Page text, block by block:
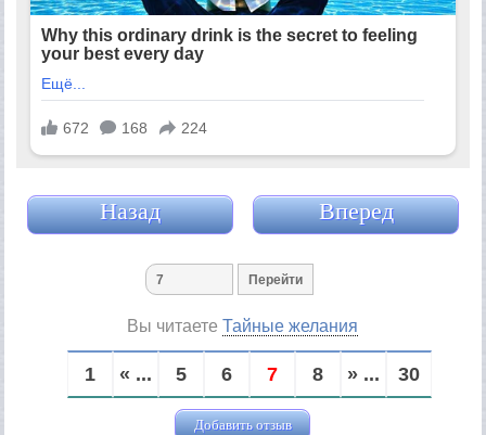
Назад Вперед
Вы читаетеТайные желания
1 « ... 5 6 7 8 » ... 30
Добавить отзыв